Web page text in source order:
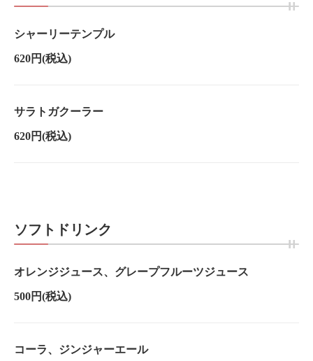
シャーリーテンプル
620円(税込)
サラトガクーラー
620円(税込)
ソフトドリンク
オレンジジュース、グレープフルーツジュース
500円(税込)
コーラ、ジンジャーエール